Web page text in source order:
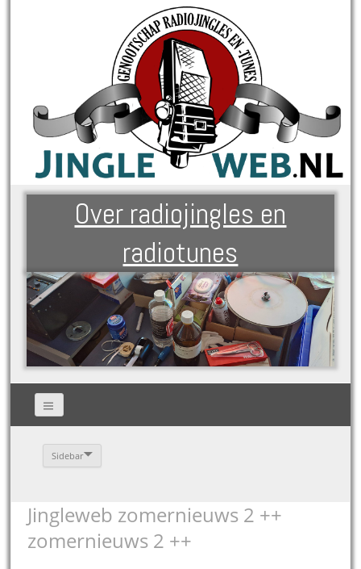
Over radiojingles en
radiotunes
Sidebar
Jingleweb zomernieuws 2 ++
zomernieuws 2 ++